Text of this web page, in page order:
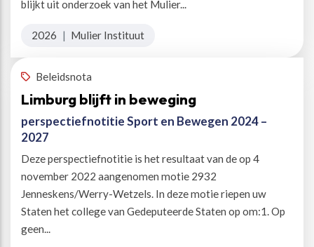
blijkt uit onderzoek van het Mulier...
2026 | Mulier Instituut
Beleidsnota
Limburg blijft in beweging
perspectiefnotitie Sport en Bewegen 2024 –
2027
Deze perspectiefnotitie is het resultaat van de op 4
november 2022 aangenomen motie 2932
Jenneskens/Werry-Wetzels. In deze motie riepen uw
Staten het college van Gedeputeerde Staten op om:1. Op
geen...